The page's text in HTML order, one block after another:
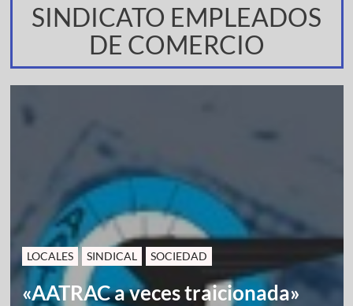
SINDICATO EMPLEADOS
DE COMERCIO
LOCALES SINDICAL SOCIEDAD
«AATRAC a veces traicionada»